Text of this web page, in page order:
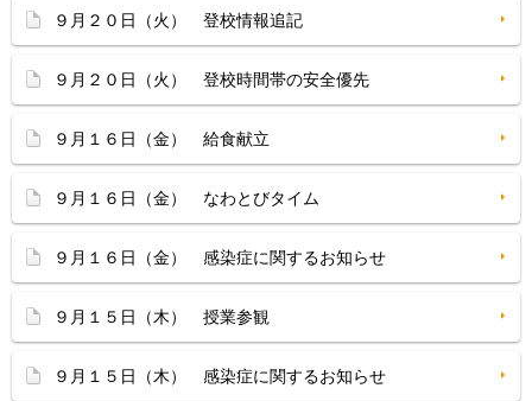
９月２０日（火） 登校情報追記
９月２０日（火） 登校時間帯の安全優先
９月１６日（金） 給食献立
９月１６日（金） なわとびタイム
９月１６日（金） 感染症に関するお知らせ
９月１５日（木） 授業参観
９月１５日（木） 感染症に関するお知らせ